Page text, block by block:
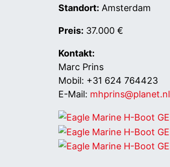
Standort: Amsterdam
Preis: 37.000 €
Kontakt:
Marc Prins
Mobil: +31 624 764423
E-Mail: mhprins@planet.nl